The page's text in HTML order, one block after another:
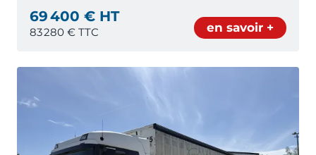
69 400 € HT
83 280 € TTC en savoir +